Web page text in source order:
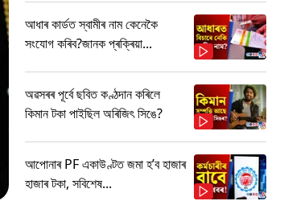
আধাৰ কাৰ্ডত স্বামীৰ নাম কেনেকৈ
সংযোগ কৰিব?জানক প্ৰক্ৰিয়া...
অৱসৰৰ পূৰ্বে ছবিত কণ্ঠদান কৰিলে
কিমান টকা পাইছিল অৰিজিৎ সিঙে?
আপোনাৰ PF একাউণ্টত জমা হ’ব হাজাৰ
হাজাৰ টকা, সবিশেষ...